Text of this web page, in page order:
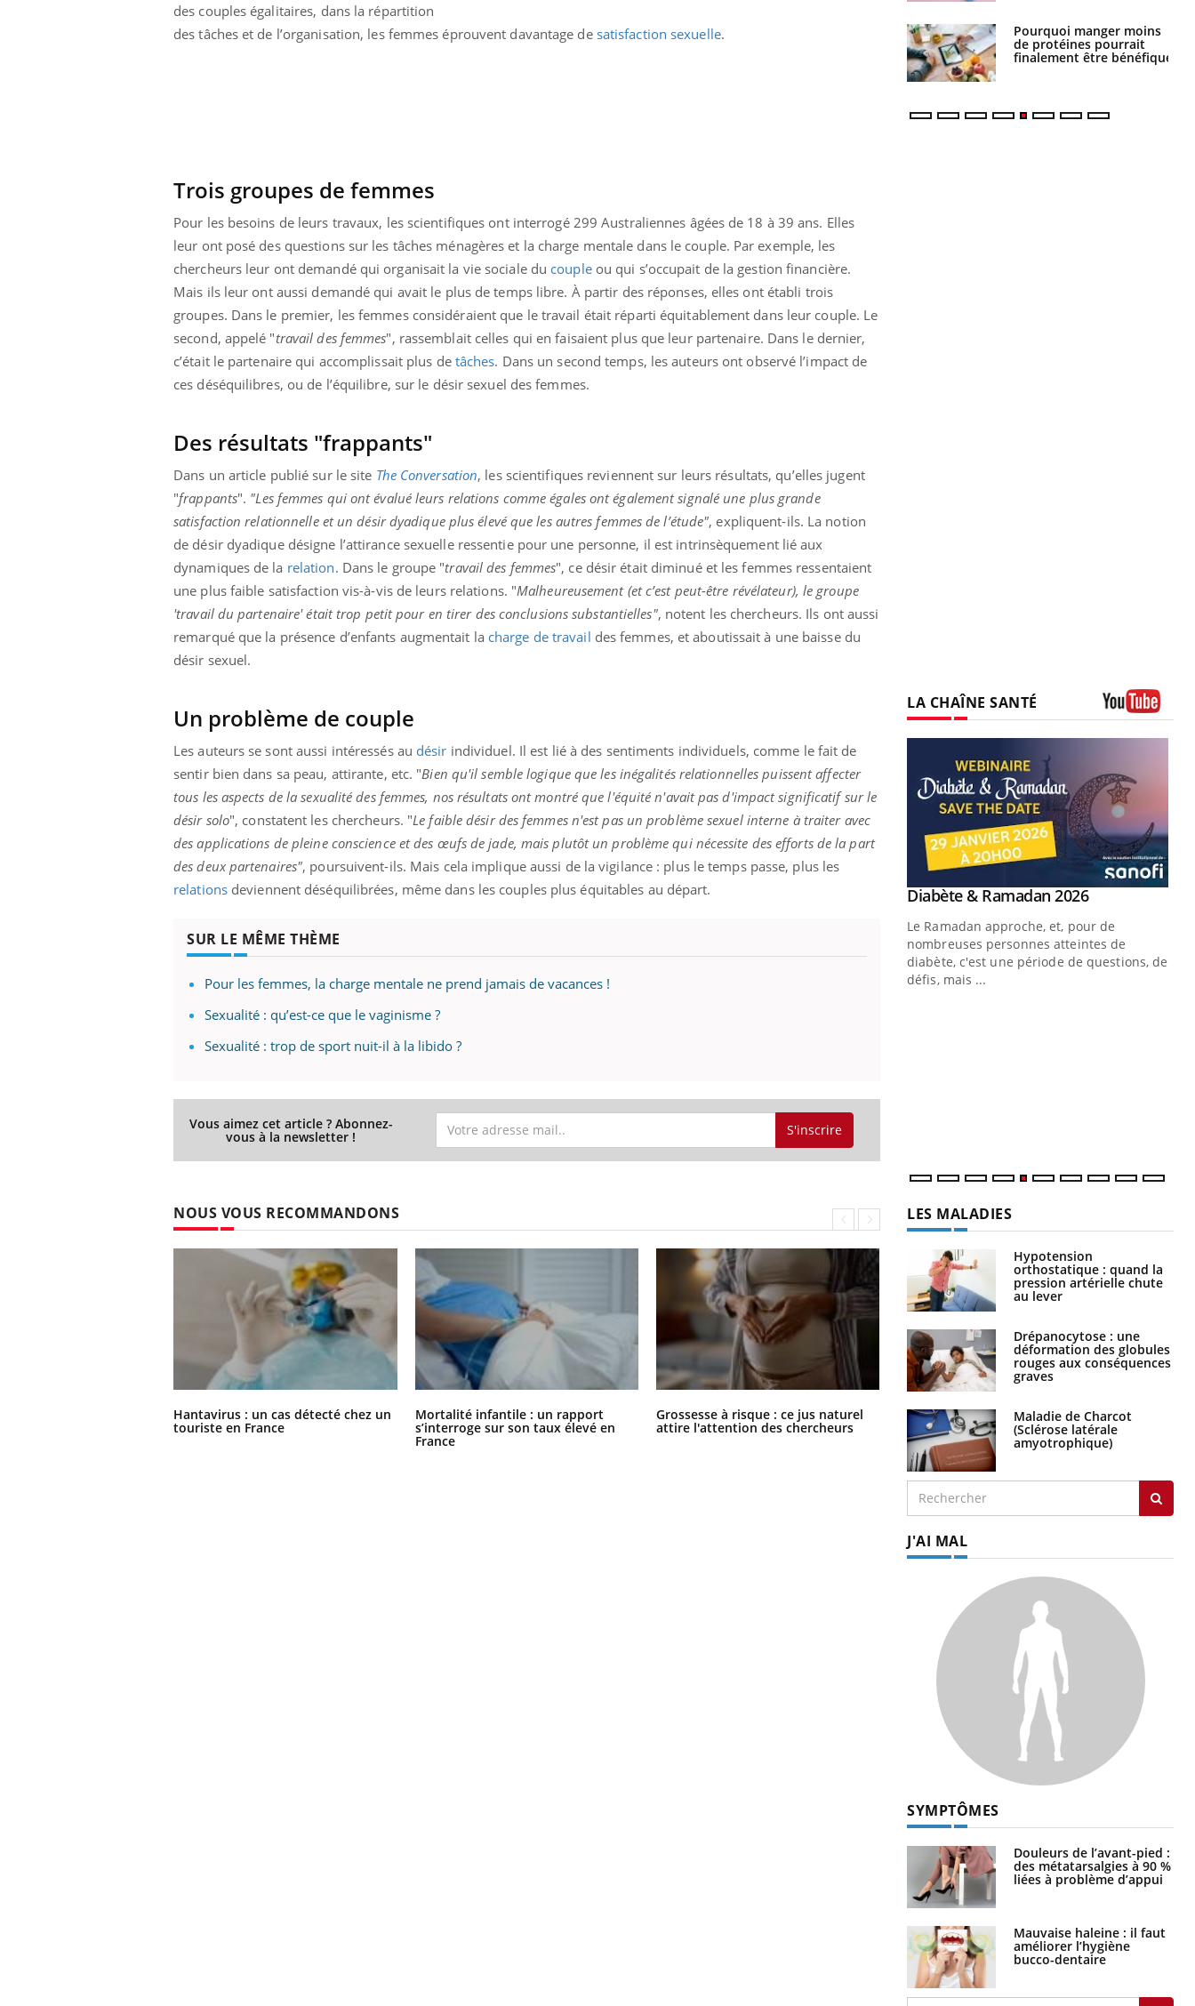
des couples égalitaires, dans la répartition
des tâches et de l’organisation, les femmes éprouvent davantage de satisfaction sexuelle.
Trois groupes de femmes
Pour les besoins de leurs travaux, les scientifiques ont interrogé 299 Australiennes âgées de 18 à 39 ans. Elles
leur ont posé des questions sur les tâches ménagères et la charge mentale dans le couple. Par exemple, les
chercheurs leur ont demandé qui organisait la vie sociale du coupleou qui s’occupait de la gestion financière.
Mais ils leur ont aussi demandé qui avait le plus de temps libre. À partir des réponses, elles ont établi trois
groupes. Dans le premier, les femmes considéraient que le travail était réparti équitablement dans leur couple. Le
second, appelé "travail des femmes", rassemblait celles qui en faisaient plus que leur partenaire. Dans le dernier,
c’était le partenaire qui accomplissait plus de tâches. Dans un second temps, les auteurs ont observé l’impact de
ces déséquilibres, ou de l’équilibre, sur le désir sexuel des femmes.
Des résultats "frappants"
Dans un article publié sur le site The Conversation, les scientifiques reviennent sur leurs résultats, qu’elles jugent
"frappants". "Les femmes qui ont évalué leurs relations comme égales ont également signalé une plus grande
satisfaction relationnelle et un désir dyadique plus élevé que les autres femmes de l’étude", expliquent-ils. La notion
de désir dyadique désigne l’attirance sexuelle ressentie pour une personne, il est intrinsèquement lié aux
dynamiques de la relation. Dans le groupe "travail des femmes", ce désir était diminué et les femmes ressentaient
une plus faible satisfaction vis-à-vis de leurs relations. "Malheureusement (et c’est peut-être révélateur), le groupe
'travail du partenaire' était trop petit pour en tirer des conclusions substantielles", notent les chercheurs. Ils ont aussi
remarqué que la présence d’enfants augmentait la charge de travail des femmes, et aboutissait à une baisse du
désir sexuel.
Un problème de couple
Les auteurs se sont aussi intéressés au désir individuel. Il est lié à des sentiments individuels, comme le fait de
sentir bien dans sa peau, attirante, etc. "Bien qu'il semble logique que les inégalités relationnelles puissent affecter
tous les aspects de la sexualité des femmes, nos résultats ont montré que l'équité n'avait pas d'impact significatif sur le
désir solo", constatent les chercheurs. "Le faible désir des femmes n'est pas un problème sexuel interne à traiter avec
des applications de pleine conscience et des œufs de jade, mais plutôt un problème qui nécessite des efforts de la part
des deux partenaires", poursuivent-ils. Mais cela implique aussi de la vigilance : plus le temps passe, plus les
relationsdeviennent déséquilibrées, même dans les couples plus équitables au départ.
SUR LE MÊME THÈME
Pour les femmes, la charge mentale ne prend jamais de vacances !
Sexualité : qu’est-ce que le vaginisme ?
Sexualité : trop de sport nuit-il à la libido ?
Vous aimez cet article ? Abonnez-
vous à la newsletter ! S'inscrire
NOUS VOUS RECOMMANDONS
Hantavirus : un cas détecté chez un
touriste en France
Mortalité infantile : un rapport
s’interroge sur son taux élevé en
France
Grossesse à risque : ce jus naturel
attire l'attention des chercheurs
Comment oublier les écrans en
vacances ?
Cytomégalovirus : ce qui
change dans la prise en
Pourquoi votre ventre
gâche-t-il les premiers
Pourquoi manger moins
de protéines pourrait
finalement être bénéfique
Mordue par une tique en
vacances, elle reste dans
le coma pendant 42 jours
LA CHAÎNE SANTÉ
Insuline & Charge mentale : et si on
En 2026, l'insuline dans le diabète de type 2
reste entourée d'idées reçues chez les
patients comme parfois chez les soignants.
Youtube
Eczéma Chronique des Mains : se
rythme de vie ! Vacances, plage, piscine,
soleil, activités en plein air… Nos mains
Youtube
Diabète & Ramadan 2026Youtube
Le Ramadan approche, et, pour de
nombreuses personnes atteintes de
diabète, c'est une période de questions, de
défis, mais ...
LES MALADIES
Hypotension
orthostatique : quand la
pression artérielle chute
au lever
Drépanocytose : une
déformation des globules
rouges aux conséquences
graves
Maladie de Charcot
(Sclérose latérale
amyotrophique)
J'AI MAL
SYMPTÔMES
Douleurs de l’avant-pied :
des métatarsalgies à 90 %
liées à problème d’appui
Mauvaise haleine : il faut
améliorer l’hygiène
bucco-dentaire